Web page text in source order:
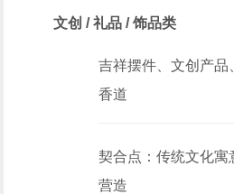
文创 / 礼品 / 饰品类
吉祥摆件、文创产品
香道
契合点：传统文化寓
营造